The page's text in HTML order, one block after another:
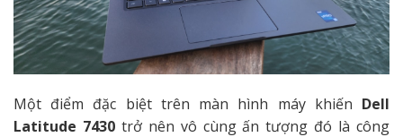
Một điểm đặc biệt trên màn hình máy khiến Dell
Latitude 7430trở nên vô cùng ấn tượng đó là công